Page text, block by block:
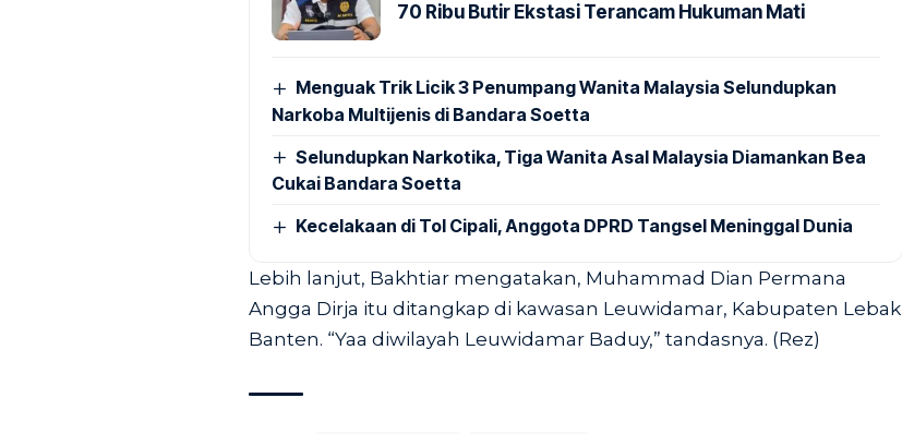
70 Ribu Butir Ekstasi Terancam Hukuman Mati
Menguak Trik Licik 3 Penumpang Wanita Malaysia Selundupkan
Narkoba Multijenis di Bandara Soetta
Selundupkan Narkotika, Tiga Wanita Asal Malaysia Diamankan Bea
Cukai Bandara Soetta
Kecelakaan di Tol Cipali, Anggota DPRD Tangsel Meninggal Dunia
Lebih lanjut, Bakhtiar mengatakan, Muhammad Dian Permana
Angga Dirja itu ditangkap di kawasan Leuwidamar, Kabupaten Lebak
Banten. “Yaa diwilayah Leuwidamar Baduy,” tandasnya. (Rez)